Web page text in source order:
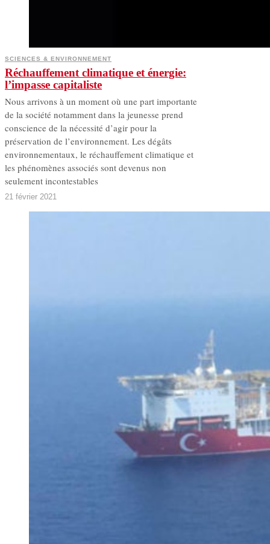
SCIENCES & ENVIRONNEMENT
Réchauffement climatique et énergie:
l’impasse capitaliste
Nous arrivons à un moment où une part importante
de la société notamment dans la jeunesse prend
conscience de la nécessité d’agir pour la
préservation de l’environnement. Les dégâts
environnementaux, le réchauffement climatique et
les phénomènes associés sont devenus non
seulement incontestables
21 février 2021